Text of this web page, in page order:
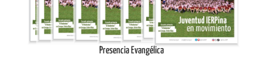
Presencia Evangélica